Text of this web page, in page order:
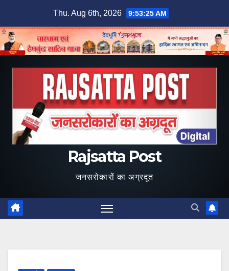
content
Thu. Aug 6th, 2026 9:53:26 AM
Rajsatta Post
जनसरोकारों का अग्रदूत